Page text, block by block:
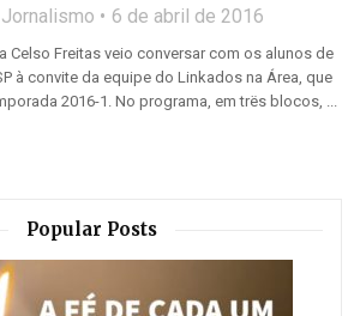
6 de abril de 2016
Celso Freitas veio conversar com os alunos de
à convite da equipe do Linkados na Área, que
2016-1. No programa, em trës blocos, ...
Popular Posts